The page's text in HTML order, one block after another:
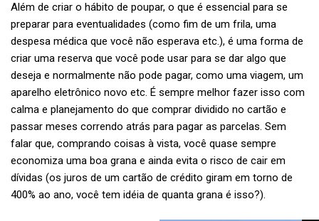
Além de criar o hábito de poupar, o que é essencial para se
preparar para eventualidades (como fim de um frila, uma
despesa médica que você não esperava etc.), é uma forma de
criar uma reserva que você pode usar para se dar algo que
deseja e normalmente não pode pagar, como uma viagem, um
aparelho eletrônico novo etc. É sempre melhor fazer isso com
calma e planejamento do que comprar dividido no cartão e
passar meses correndo atrás para pagar as parcelas. Sem
falar que, comprando coisas à vista, você quase sempre
economiza uma boa grana e ainda evita o risco de cair em
dívidas (os juros de um cartão de crédito giram em torno de
400% ao ano, você tem idéia de quanta grana é isso?).